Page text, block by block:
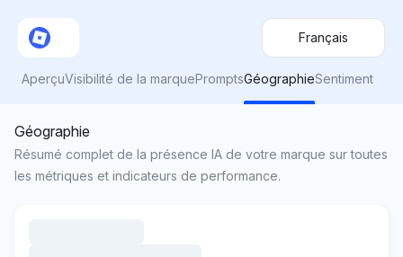
Français
AperçuVisibilité de la marquePromptsGéographieSentiment
Géographie
Résumé complet de la présence IA de votre marque sur toutes
les métriques et indicateurs de performance.